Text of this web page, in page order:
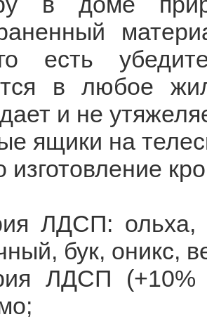
есть
в любое
и не
ящики на
ЛДСП: ольха,
бук, оникс,
ЛДСП (+10%